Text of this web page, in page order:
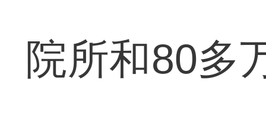
院所和80多